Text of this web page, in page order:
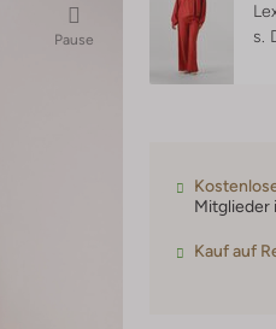
Pause
s.
Mitglieder
Kauf auf